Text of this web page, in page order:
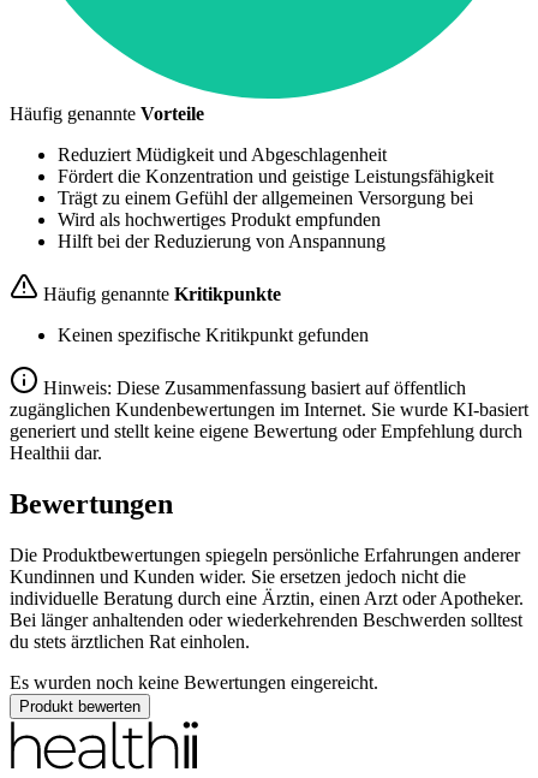
Häufig genannte Vorteile
Reduziert Müdigkeit und Abgeschlagenheit
Fördert die Konzentration und geistige Leistungsfähigkeit
Trägt zu einem Gefühl der allgemeinen Versorgung bei
Wird als hochwertiges Produkt empfunden
Hilft bei der Reduzierung von Anspannung
Häufig genannte Kritikpunkte
Keinen spezifische Kritikpunkt gefunden
Hinweis: Diese Zusammenfassung basiert auf öffentlich
zugänglichen Kundenbewertungen im Internet. Sie wurde KI-basiert
generiert und stellt keine eigene Bewertung oder Empfehlung durch
Healthii dar.
Bewertungen
Die Produktbewertungen spiegeln persönliche Erfahrungen anderer
Kundinnen und Kunden wider. Sie ersetzen jedoch nicht die
individuelle Beratung durch eine Ärztin, einen Arzt oder Apotheker.
Bei länger anhaltenden oder wiederkehrenden Beschwerden solltest
du stets ärztlichen Rat einholen.
Es wurden noch keine Bewertungen eingereicht.
Produkt bewerten